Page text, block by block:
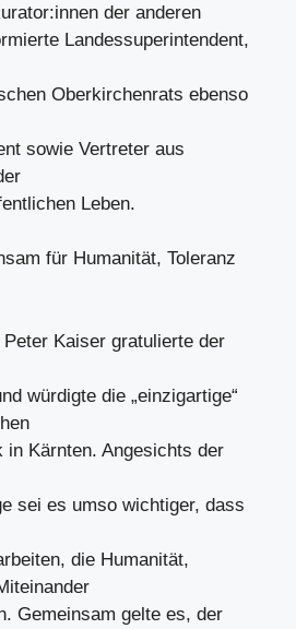
der anderen
Landessuperintendent,
Oberkirchenrats ebenso
sowie Vertreter aus
Leben.
für Humanität, Toleranz
Peter Kaiser gratulierte der
würdigte die „einzigartige“
in Kärnten. Angesichts der
sei es umso wichtiger, dass
die Humanität,
Gemeinsam gelte es, der